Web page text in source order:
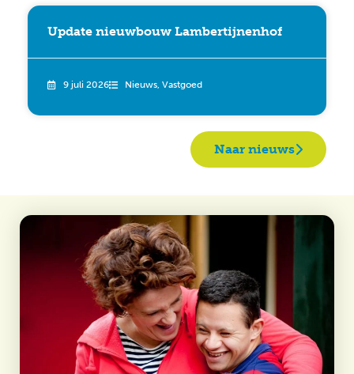
Update nieuwbouw Lambertijnenhof
9 juli 2026 Nieuws, Vastgoed
Naar nieuws